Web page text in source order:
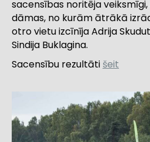
sacensības noritēja
dāmas, no kurām ātrākā
otro vietu izcīnīja Adrija
Sindija Buklagina.
Sacensību rezultāti šeit